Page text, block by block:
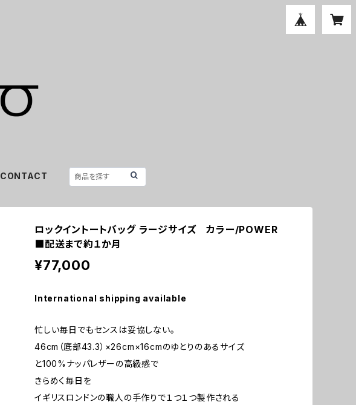
CONTACT
ロックイントートバッグ ラージサイズ カラー/POWER
■配送まで約１か月
¥77,000
International shipping available
忙しい毎日でもセンスは妥協しない。
46cm（底部43.3）×26cm×16cmのゆとりのあるサイズ
と100%ナッパレザーの高級感で
きらめく毎日を
イギリスロンドンの職人の手作りで１つ１つ製作される